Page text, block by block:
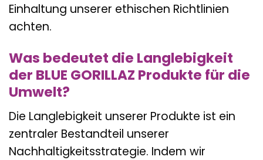
Einhaltung unserer ethischen Richtlinien
achten.
Was bedeutet die Langlebigkeit
der BLUE GORILLAZ Produkte für die
Umwelt?
Die Langlebigkeit unserer Produkte ist ein
zentraler Bestandteil unserer
Nachhaltigkeitsstrategie. Indem wir